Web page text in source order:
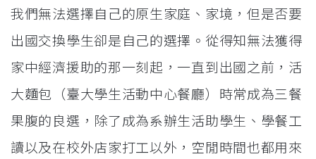
我們無法選擇自己的原生家庭、家境，但是否要
出國交換學生卻是自己的選擇。從得知無法獲得
家中經濟援助的那一刻起，一直到出國之前，活
大麵包（臺大學生活動中心餐廳）時常成為三餐
果腹的良選，除了成為系辦生活助學生、學餐工
讀以及在校外店家打工以外，空閒時間也都用來